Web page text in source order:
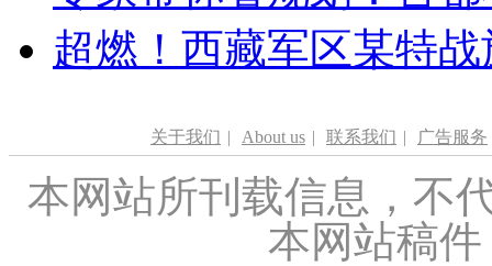
超燃！西藏军区某特
关于我们 | About us | 联系我们 | 广告服务
本网站所刊载信息，不
本网站稿